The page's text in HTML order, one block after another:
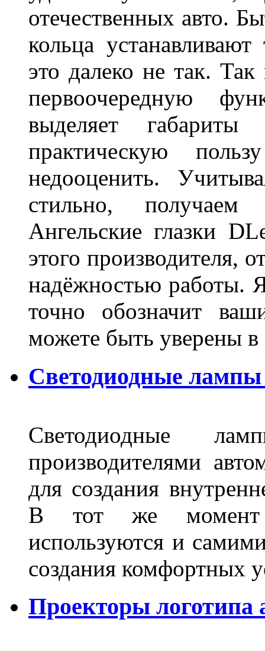
отечественных авто.
кольца
это далеко не так. Так
первоочередную
выделяет
практическую
недооценить.
стильно,
Ангельские глазки
этого производителя,
надёжностью работы.
точно обозначит
можете быть уверены
Светодиодные
Светодиодные
производителями
для создания
В тот же момент
используются и
создания комфортных
Проекторы логотипа